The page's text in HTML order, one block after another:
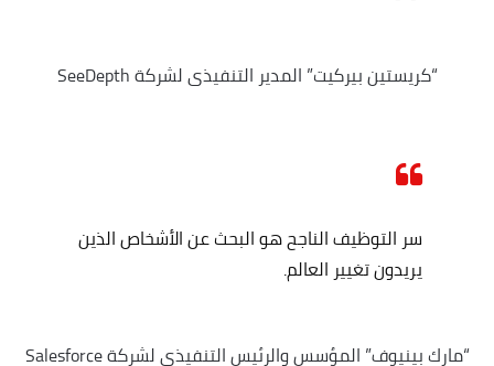
“كريستين بيركيت” المدير التنفيذى لشركة SeeDepth
سر التوظيف الناجح هو البحث عن الأشخاص الذين
يريدون تغيير العالم.
“مارك بينيوف” المؤسس والرئيس التنفيذي لشركة Salesforce